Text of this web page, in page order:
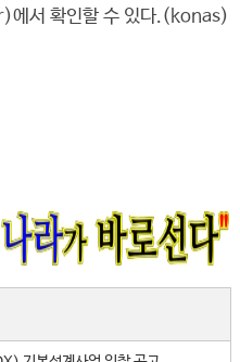
)에서 확인할 수 있다.(konas)